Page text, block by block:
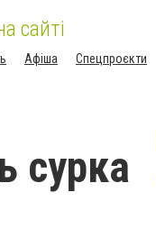
сайті
Афіша Спецпроєкти
сурка